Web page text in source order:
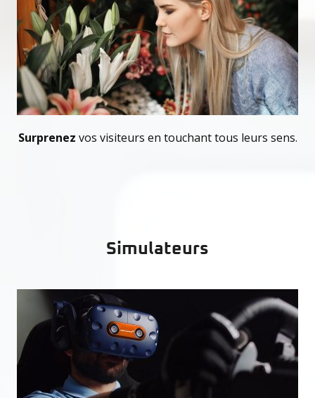
Surprenez vos visiteurs en touchant tous leurs sens.
Simulateurs